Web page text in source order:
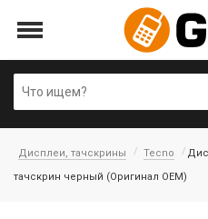
Дисплеи, тачскрины Tecno
тачскрин черный (Оригинал OEM)